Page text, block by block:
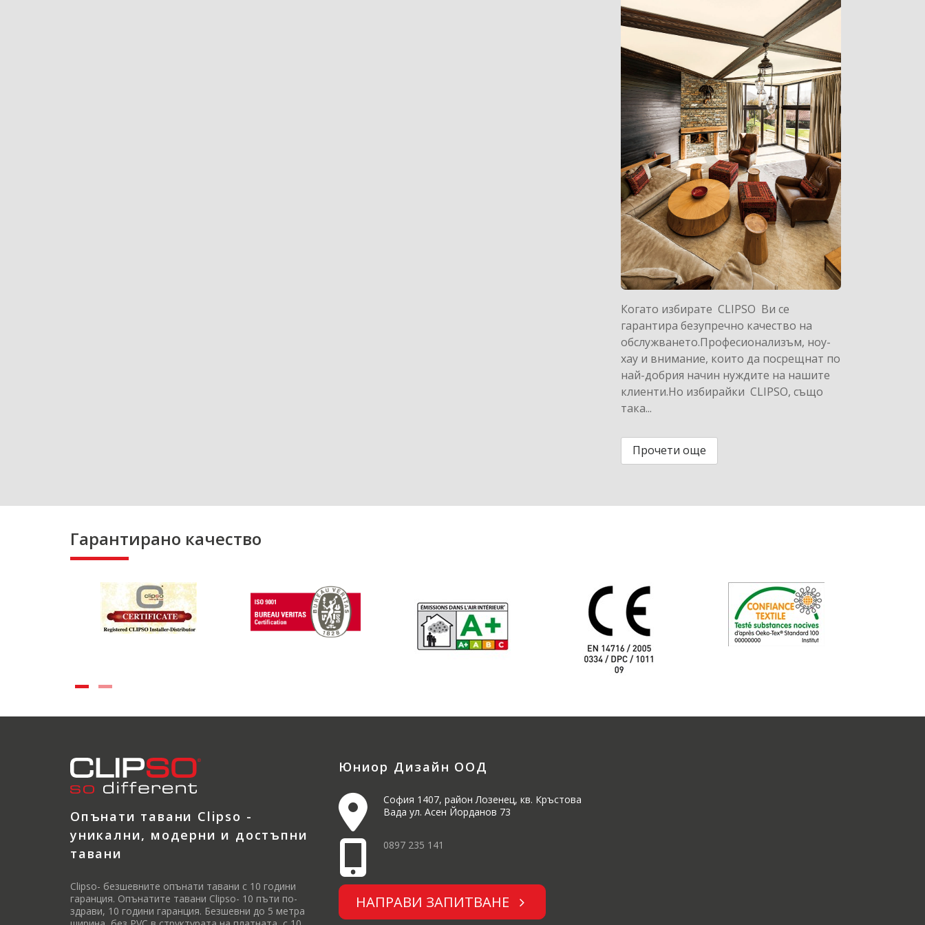
Когато избирате CLIPSO Ви се
гарантира безупречно качество на
обслужването.Професионализъм, ноу-
хау и внимание, които да посрещнат по
най-добрия начин нуждите на нашите
клиенти.Но избирайки CLIPSO, също
така...
Прочети още
Гарантирано качество
Опънати тавани Clipso -
уникални, модерни и достъпни
тавани
Clipso- безшевните опънати тавани с 10 години
гаранция. Опънатите тавани Clipso- 10 пъти по-
здрави, 10 години гаранция. Безшевни до 5 метра
Юниор Дизайн ООД
София 1407, район Лозенец, кв. Кръстова
Вада ул. Асен Йорданов 73
0897 235 141
НАПРАВИ ЗАПИТВАНЕ